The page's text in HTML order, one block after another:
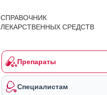
СПРАВОЧНИК
ЛЕКАРСТВЕННЫХ СРЕДСТВ
Препараты
Специалистам